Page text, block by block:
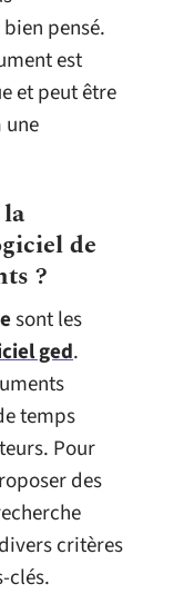
bien pensé.
est
et peut être
de
?
sont les
ged.
temps
Pour
des
critères
clés.